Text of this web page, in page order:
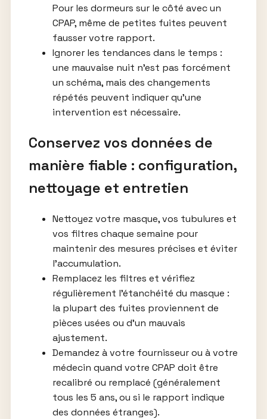
Pour les dormeurs sur le côté avec un
CPAP, même de petites fuites peuvent
fausser votre rapport.
Ignorer les tendances dans le temps :
une mauvaise nuit n’est pas forcément
un schéma, mais des changements
répétés peuvent indiquer qu’une
intervention est nécessaire.
Conservez vos données de
manière fiable : configuration,
nettoyage et entretien
Nettoyez votre masque, vos tubulures et
vos filtres chaque semaine pour
maintenir des mesures précises et éviter
l’accumulation.
Remplacez les filtres et vérifiez
régulièrement l’étanchéité du masque :
la plupart des fuites proviennent de
pièces usées ou d’un mauvais
ajustement.
Demandez à votre fournisseur ou à votre
médecin quand votre CPAP doit être
recalibré ou remplacé (généralement
tous les 5 ans, ou si le rapport indique
des données étranges).